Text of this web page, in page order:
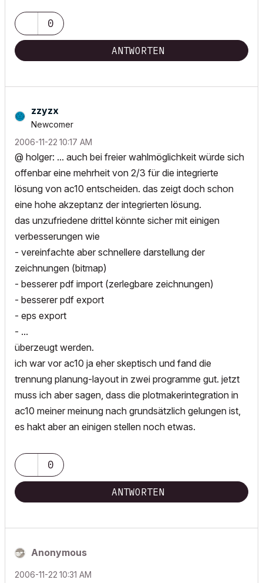
0
ANTWORTEN
zzyzx
Newcomer
‎2006-11-22 10:17 AM
@ holger: ... auch bei freier wahlmöglichkeit würde sich
offenbar eine mehrheit von 2/3 für die integrierte
lösung von ac10 entscheiden. das zeigt doch schon
eine hohe akzeptanz der integrierten lösung.
das unzufriedene drittel könnte sicher mit einigen
verbesserungen wie
- vereinfachte aber schnellere darstellung der
zeichnungen (bitmap)
- besserer pdf import (zerlegbare zeichnungen)
- besserer pdf export
- eps export
- ...
überzeugt werden.
ich war vor ac10 ja eher skeptisch und fand die
trennung planung-layout in zwei programme gut. jetzt
muss ich aber sagen, dass die plotmakerintegration in
ac10 meiner meinung nach grundsätzlich gelungen ist,
es hakt aber an einigen stellen noch etwas.
0
ANTWORTEN
Anonymous
‎2006-11-22 10:31 AM